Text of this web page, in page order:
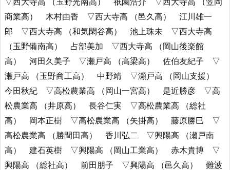
商業高） 木村由香 ▽西大寺高 （邑久高） 江川雄一
郎 ▽西大寺高 （和気閑谷高） 池上珠未 ▽西大寺高
（玉野備南高） 占部美加 ▽西大寺高 （岡山後楽館
高） 河田久美子 ▽瀬戸高 （高梁高） 佐伯友紀子 ▽
瀬戸高 （玉野商工高） 中野靖 ▽瀬戸高 （岡山支援）
今田秋紀 ▽高松農業高 （岡山一宮高） 是近勝彦 ▽高
松農業高 （井原高） 長谷仁実 ▽高松農業高 （総社
高） 岡本正樹 ▽高松農業高 （矢掛高） 藤原勝巳 ▽
高松農業高 （勝間田高） 香川弘二 ▽興陽高 （瀬戸南
高） 建石英樹 ▽興陽高 （岡山工業高） 赤木貴博 ▽
興陽高 （総社高） 前田朋子 ▽興陽高 （邑久高） 難波